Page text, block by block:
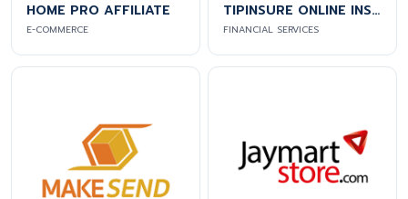
HOME PRO AFFILIATE
E-COMMERCE
TIPINSURE ONLINE INSURANCE BY DHIPAYA (MOTOR INSURANCE)
FINANCIAL SERVICES